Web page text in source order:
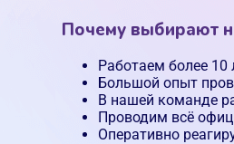
Почему выбирают
Работаем более 10
Большой опыт
В нашей команде
Проводим всё
Оперативно